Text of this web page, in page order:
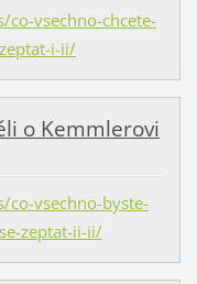
vsechno-chcete-
i-ii/
o Kemmlerovi
vsechno-byste-
zeptat-ii-ii/